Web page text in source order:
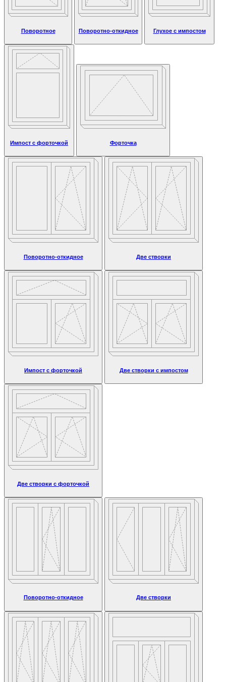
Поворотное Поворотно-откидное Глухое с импостом
Импост с форточкой Форточка
Поворотно-откидное Две створки
Импост с форточкой Две створки с импостом
Две створки с форточкой
Поворотно-откидное Две створки